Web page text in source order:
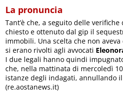
La pronuncia
Tant’è che, a seguito delle
chiesto e ottenuto dal gip il
immobili. Una scelta che non
si erano rivolti agli avvocati
I due legali hanno quindi
che, nella mattinata di mercoledì
istanze degli indagati, annullando
(re.aostanews.it)